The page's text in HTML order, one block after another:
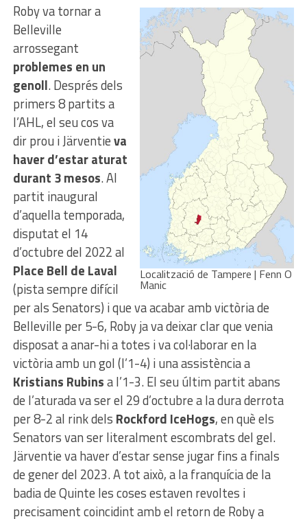
Localització de Tampere | Fenn O
Manic
Roby va tornar a
Belleville
arrossegant
problemes en un
genoll. Després dels
primers 8 partits a
l’AHL, el seu cos va
dir prou i Järventieva
haver d’estar aturat
durant 3 mesos. Al
partit inaugural
d’aquella temporada,
disputat el 14
d’octubre del 2022 al
Place Bell de Laval
(pista sempre difícil
per als Senators) i que va acabar amb victòria de
Belleville per 5-6, Roby ja va deixar clar que venia
disposat a anar-hi a totes i va col·laborar en la
victòria amb un gol (l’1-4) i una assistència a
Kristians Rubinsa l’1-3. El seu últim partit abans
de l’aturada va ser el 29 d’octubre a la dura derrota
per 8-2 al rink dels Rockford IceHogs, en què els
Senators van ser literalment escombrats del gel.
Järventie va haver d’estar sense jugar fins a finals
de gener del 2023. A tot això, a la franquícia de la
badia de Quinte les coses estaven revoltes i
precisament coincidint amb el retorn de Roby a